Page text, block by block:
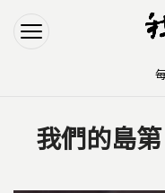
您在這裡
我們的島